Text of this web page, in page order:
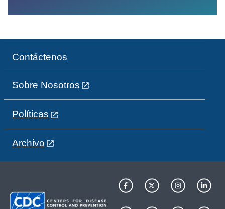
Contáctenos
Sobre Nosotros
Políticas
Archivo